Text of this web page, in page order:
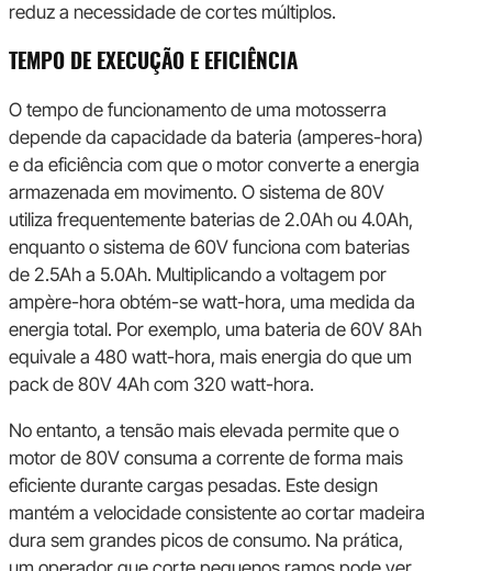
reduz a necessidade de cortes múltiplos.
TEMPO DE EXECUÇÃO E EFICIÊNCIA
O tempo de funcionamento de uma motosserra
depende da capacidade da bateria (amperes-hora)
e da eficiência com que o motor converte a energia
armazenada em movimento. O sistema de 80V
utiliza frequentemente baterias de 2.0Ah ou 4.0Ah,
enquanto o sistema de 60V funciona com baterias
de 2.5Ah a 5.0Ah. Multiplicando a voltagem por
ampère-hora obtém-se watt-hora, uma medida da
energia total. Por exemplo, uma bateria de 60V 8Ah
equivale a 480 watt-hora, mais energia do que um
pack de 80V 4Ah com 320 watt-hora.
No entanto, a tensão mais elevada permite que o
motor de 80V consuma a corrente de forma mais
eficiente durante cargas pesadas. Este design
mantém a velocidade consistente ao cortar madeira
dura sem grandes picos de consumo. Na prática,